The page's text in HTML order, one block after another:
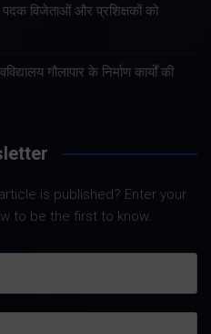
विजेताओं और प्रशिक्षकों को
गौलापार के निर्माण कार्यों की
is published? Enter your
to be the first to know.